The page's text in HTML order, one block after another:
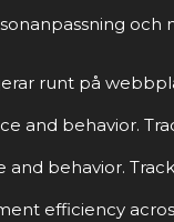
runt på
and behavior.
behavior.
efficiency